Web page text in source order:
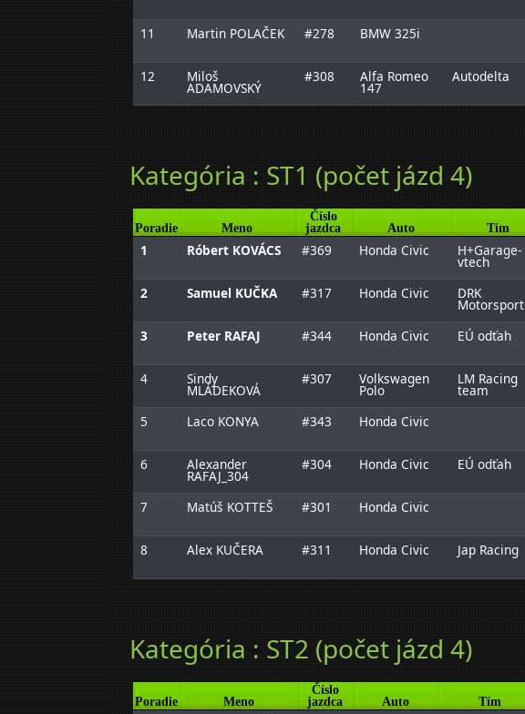
11 Martin POLAČEK #278 BMW 325i
12 Miloš
ADAMOVSKÝ
#308 Alfa Romeo
147
Autodelta
Kategória : ST1 (počet jázd 4)
Poradie Meno
Číslo
jazdca
Auto Tím
1 Róbert KOVÁCS #369 Honda Civic H+Garage-
vtech
2 Samuel KUČKA #317 Honda Civic DRK
Motorsport
3 Peter RAFAJ #344 Honda Civic EÚ odťah
4 Sindy
MLÁDEKOVÁ
#307 Volkswagen
Polo
LM Racing
team
5 Laco KONYA #343 Honda Civic
6 Alexander
RAFAJ_304
#304 Honda Civic EÚ odťah
7 Matúš KOTTEŠ #301 Honda Civic
8 Alex KUČERA #311 Honda Civic Jap Racing
Kategória : ST2 (počet jázd 4)
Poradie Meno
Číslo
jazdca
Auto Tím